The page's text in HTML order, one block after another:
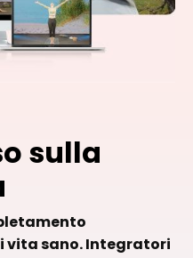
sulla
vita sano. Integratori